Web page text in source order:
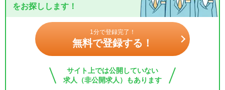
をお探しします！
1分で登録完了！
無料で登録する！
サイト上では公開していない
求人（非公開求人）もあります